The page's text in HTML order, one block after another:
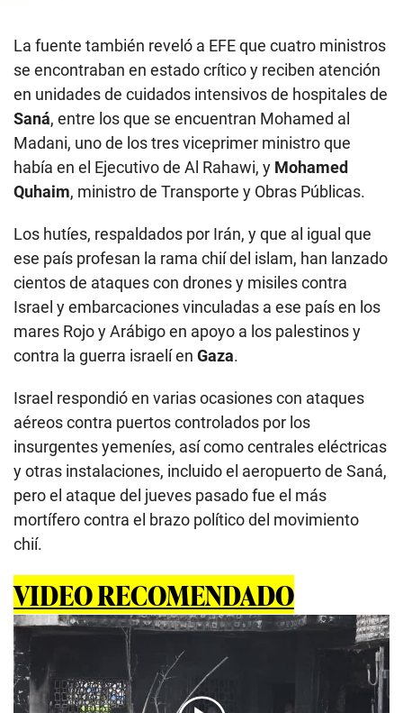
La fuente también reveló a EFE que cuatro ministros
se encontraban en estado crítico y reciben atención
en unidades de cuidados intensivos de hospitales de
Saná, entre los que se encuentran Mohamed al
Madani, uno de los tres viceprimer ministro que
había en el Ejecutivo de Al Rahawi, y Mohamed
Quhaim, ministro de Transporte y Obras Públicas.
Los hutíes, respaldados por Irán, y que al igual que
ese país profesan la rama chií del islam, han lanzado
cientos de ataques con drones y misiles contra
Israel y embarcaciones vinculadas a ese país en los
mares Rojo y Arábigo en apoyo a los palestinos y
contra la guerra israelí en Gaza.
Israel respondió en varias ocasiones con ataques
aéreos contra puertos controlados por los
insurgentes yemeníes, así como centrales eléctricas
y otras instalaciones, incluido el aeropuerto de Saná,
pero el ataque del jueves pasado fue el más
mortífero contra el brazo político del movimiento
chií.
VIDEO RECOMENDADO